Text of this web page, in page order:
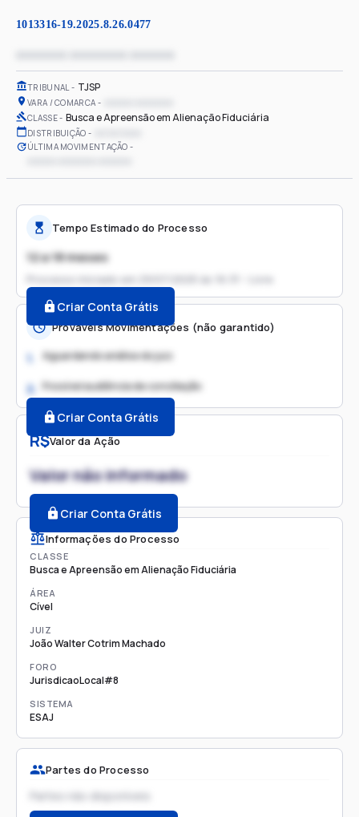
1013316-19.2025.8.26.0477
TRIBUNAL TJSP
VARA / COMARCA
CLASSE Busca e Apreensão em Alienação Fiduciária
DISTRIBUIÇÃO
ÚLTIMA MOVIMENTAÇÃO
R$Valor da Ação
Valor não informado
Criar Conta Grátis
Informações do Processo
CLASSE
Busca e Apreensão em Alienação Fiduciária
ÁREA
Cível
JUIZ
João Walter Cotrim Machado
FORO
JurisdicaoLocal#8
SISTEMA
ESAJ
Partes do Processo
Partes não disponíveis
Tempo Estimado do Processo
12 a 18 meses
Processo iniciado em 29/07/2025 às 16:31 - Livre
Criar Conta Grátis
Prováveis Movimentações (não garantido)
1. Aguardando análise do juiz
2. Possível audiência de conciliação
Criar Conta Grátis